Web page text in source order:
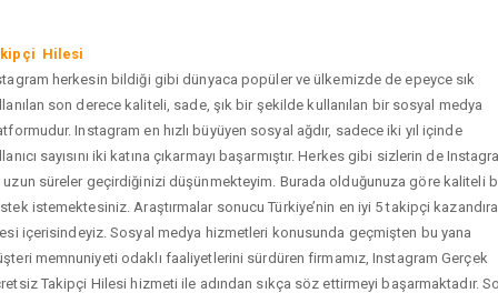
Hilesi
herkesin bildiği gibi dünyaca popüler ve ülkemizde de epeyce sık
son derece kaliteli, sade, şık bir şekilde kullanılan bir sosyal medya
Instagram en hızlı büyüyen sosyal ağdır, sadece iki yıl içinde
sayısını iki katına çıkarmayı başarmıştır. Herkes gibi sizlerin de
uzun süreler geçirdiğinizi düşünmekteyim. Burada olduğunuza göre kaliteli
istemektesiniz. Araştırmalar sonucu Türkiye’nin en iyi 5 takipçi
içerisindeyiz. Sosyal medya hizmetleri konusunda geçmişten bu yana
memnuniyeti odaklı faaliyetlerini sürdüren firmamız, Instagram Gerçek
Takipçi Hilesi hizmeti ile adından sıkça söz ettirmeyi başarmaktadır.